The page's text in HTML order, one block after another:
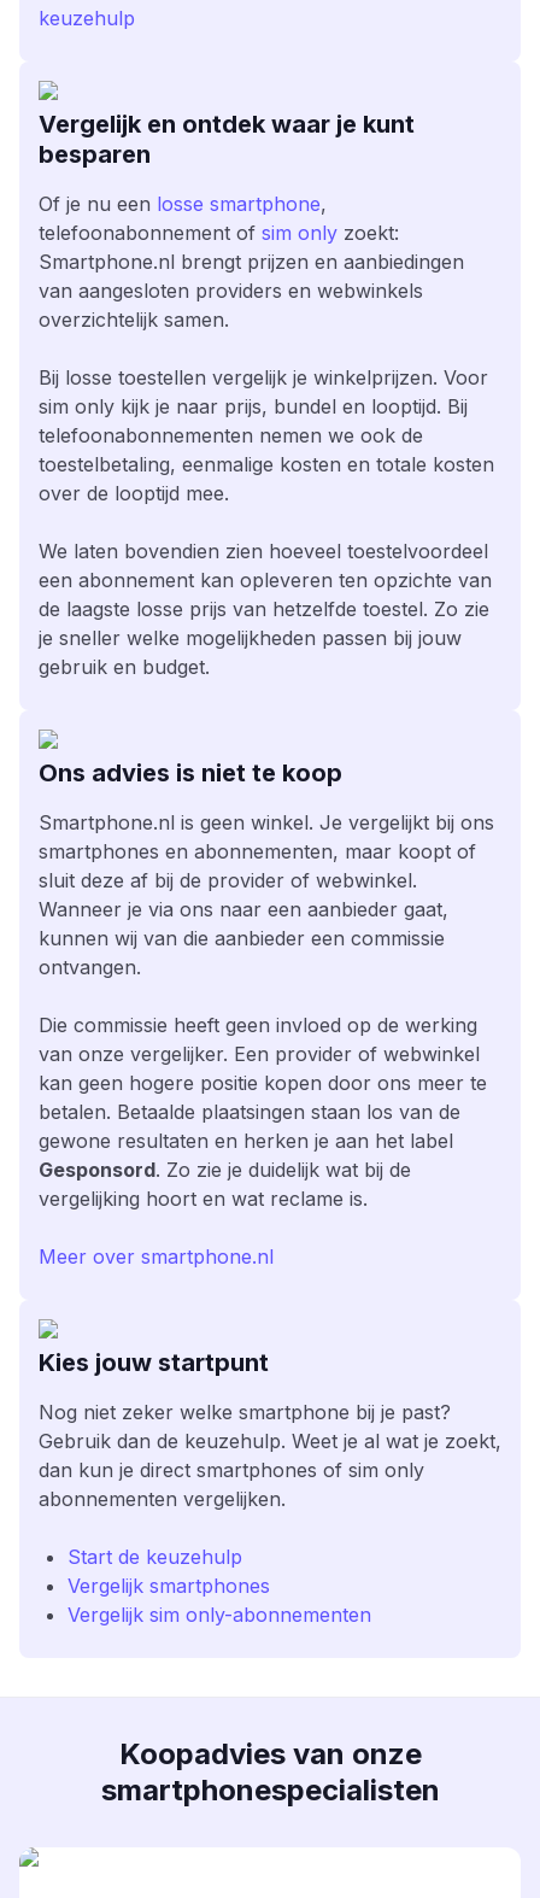
keuzehulp
Vergelijk en ontdek waar je kunt
besparen
Of je nu een losse smartphone,
telefoonabonnement of sim only zoekt:
Smartphone.nl brengt prijzen en aanbiedingen
van aangesloten providers en webwinkels
overzichtelijk samen.
Bij losse toestellen vergelijk je winkelprijzen. Voor
sim only kijk je naar prijs, bundel en looptijd. Bij
telefoonabonnementen nemen we ook de
toestelbetaling, eenmalige kosten en totale kosten
over de looptijd mee.
We laten bovendien zien hoeveel toestelvoordeel
een abonnement kan opleveren ten opzichte van
de laagste losse prijs van hetzelfde toestel. Zo zie
je sneller welke mogelijkheden passen bij jouw
gebruik en budget.
Ons advies is niet te koop
Smartphone.nl is geen winkel. Je vergelijkt bij ons
smartphones en abonnementen, maar koopt of
sluit deze af bij de provider of webwinkel.
Wanneer je via ons naar een aanbieder gaat,
kunnen wij van die aanbieder een commissie
ontvangen.
Die commissie heeft geen invloed op de werking
van onze vergelijker. Een provider of webwinkel
kan geen hogere positie kopen door ons meer te
betalen. Betaalde plaatsingen staan los van de
gewone resultaten en herken je aan het label
Gesponsord. Zo zie je duidelijk wat bij de
vergelijking hoort en wat reclame is.
Meer over smartphone.nl
Kies jouw startpunt
Nog niet zeker welke smartphone bij je past?
Gebruik dan de keuzehulp. Weet je al wat je zoekt,
dan kun je direct smartphones of sim only
abonnementen vergelijken.
Start de keuzehulp
Vergelijk smartphones
Vergelijk sim only-abonnementen
Koopadvies van onze
smartphonespecialisten